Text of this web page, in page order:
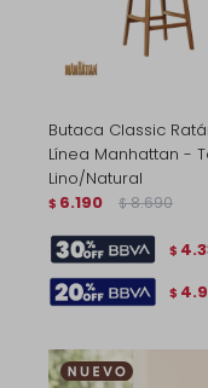
Butaca Classic
Línea Manhattan -
Lino/Natural
$ 6.190 $ 8.690
$
$